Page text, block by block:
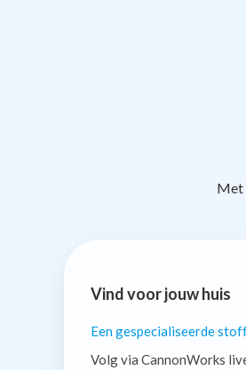
Met
Vind voor jouw huis
Een gespecialiseerde
Volg via CannonWorks